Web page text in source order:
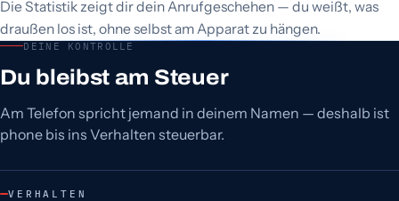
Die Statistik zeigt dir dein Anrufgeschehen — du weißt, was
draußen los ist, ohne selbst am Apparat zu hängen.
DEINE KONTROLLE
Du bleibst am Steuer
Am Telefon spricht jemand in deinem Namen — deshalb ist
phone bis ins Verhalten steuerbar.
VERHALTEN